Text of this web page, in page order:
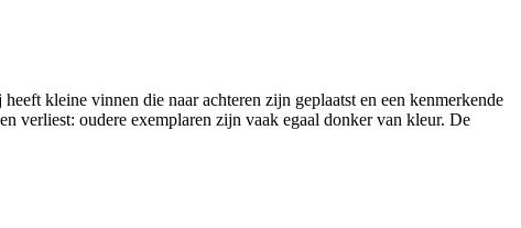
kleine vinnen die naar achteren zijn geplaatst en een kenmerkende
verliest: oudere exemplaren zijn vaak egaal donker van kleur. De